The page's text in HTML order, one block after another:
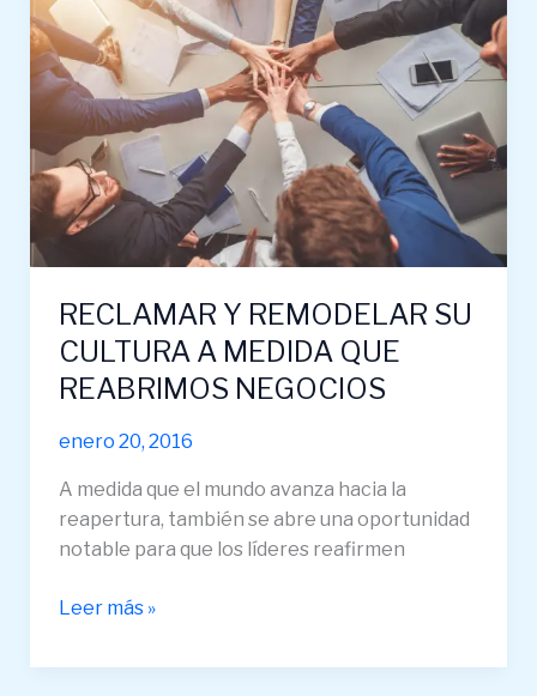
RECLAMAR Y REMODELAR SU
CULTURA A MEDIDA QUE
REABRIMOS NEGOCIOS
enero 20, 2016
A medida que el mundo avanza hacia la
reapertura, también se abre una oportunidad
notable para que los líderes reafirmen
REMODELAR
SU
CULTURA
A
MEDIDA
QUE
REABRIMOS
NEGOCIOS
Leer más »